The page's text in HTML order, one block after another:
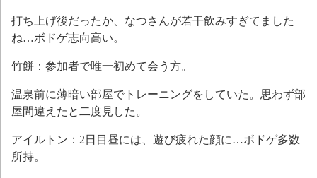
打ち上げ後だったか、なつさんが若干飲みすぎてました
ね…ボドゲ志向高い。
竹餅：参加者で唯一初めて会う方。
温泉前に薄暗い部屋でトレーニングをしていた。思わず部
屋間違えたと二度見した。
アイルトン：2日目昼には、遊び疲れた顔に…ボドゲ多数
所持。